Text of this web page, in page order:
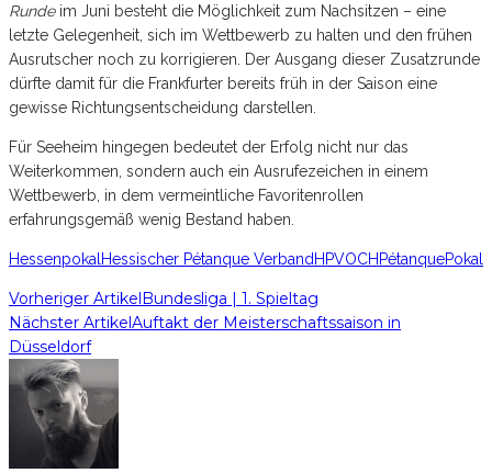
Rundeim Juni besteht die Möglichkeit zum Nachsitzen – eine
letzte Gelegenheit, sich im Wettbewerb zu halten und den frühen
Ausrutscher noch zu korrigieren. Der Ausgang dieser Zusatzrunde
dürfte damit für die Frankfurter bereits früh in der Saison eine
gewisse Richtungsentscheidung darstellen.
Für Seeheim hingegen bedeutet der Erfolg nicht nur das
Weiterkommen, sondern auch ein Ausrufezeichen in einem
Wettbewerb, in dem vermeintliche Favoritenrollen
erfahrungsgemäß wenig Bestand haben.
Hessenpokal Hessischer Pétanque Verband HPVOCH PétanquePokal
Vorheriger ArtikelBundesliga | 1. Spieltag
Nächster ArtikelAuftakt der Meisterschaftssaison in
Düsseldorf